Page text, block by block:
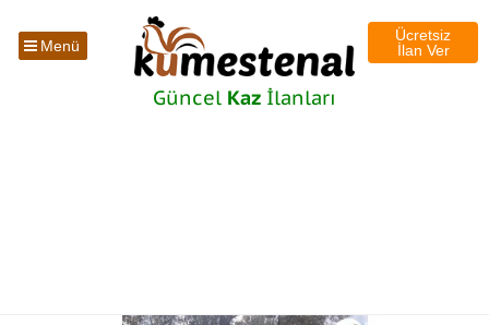
Menü
Ücretsiz
İlan Ver
Güncel Kaz İlanları